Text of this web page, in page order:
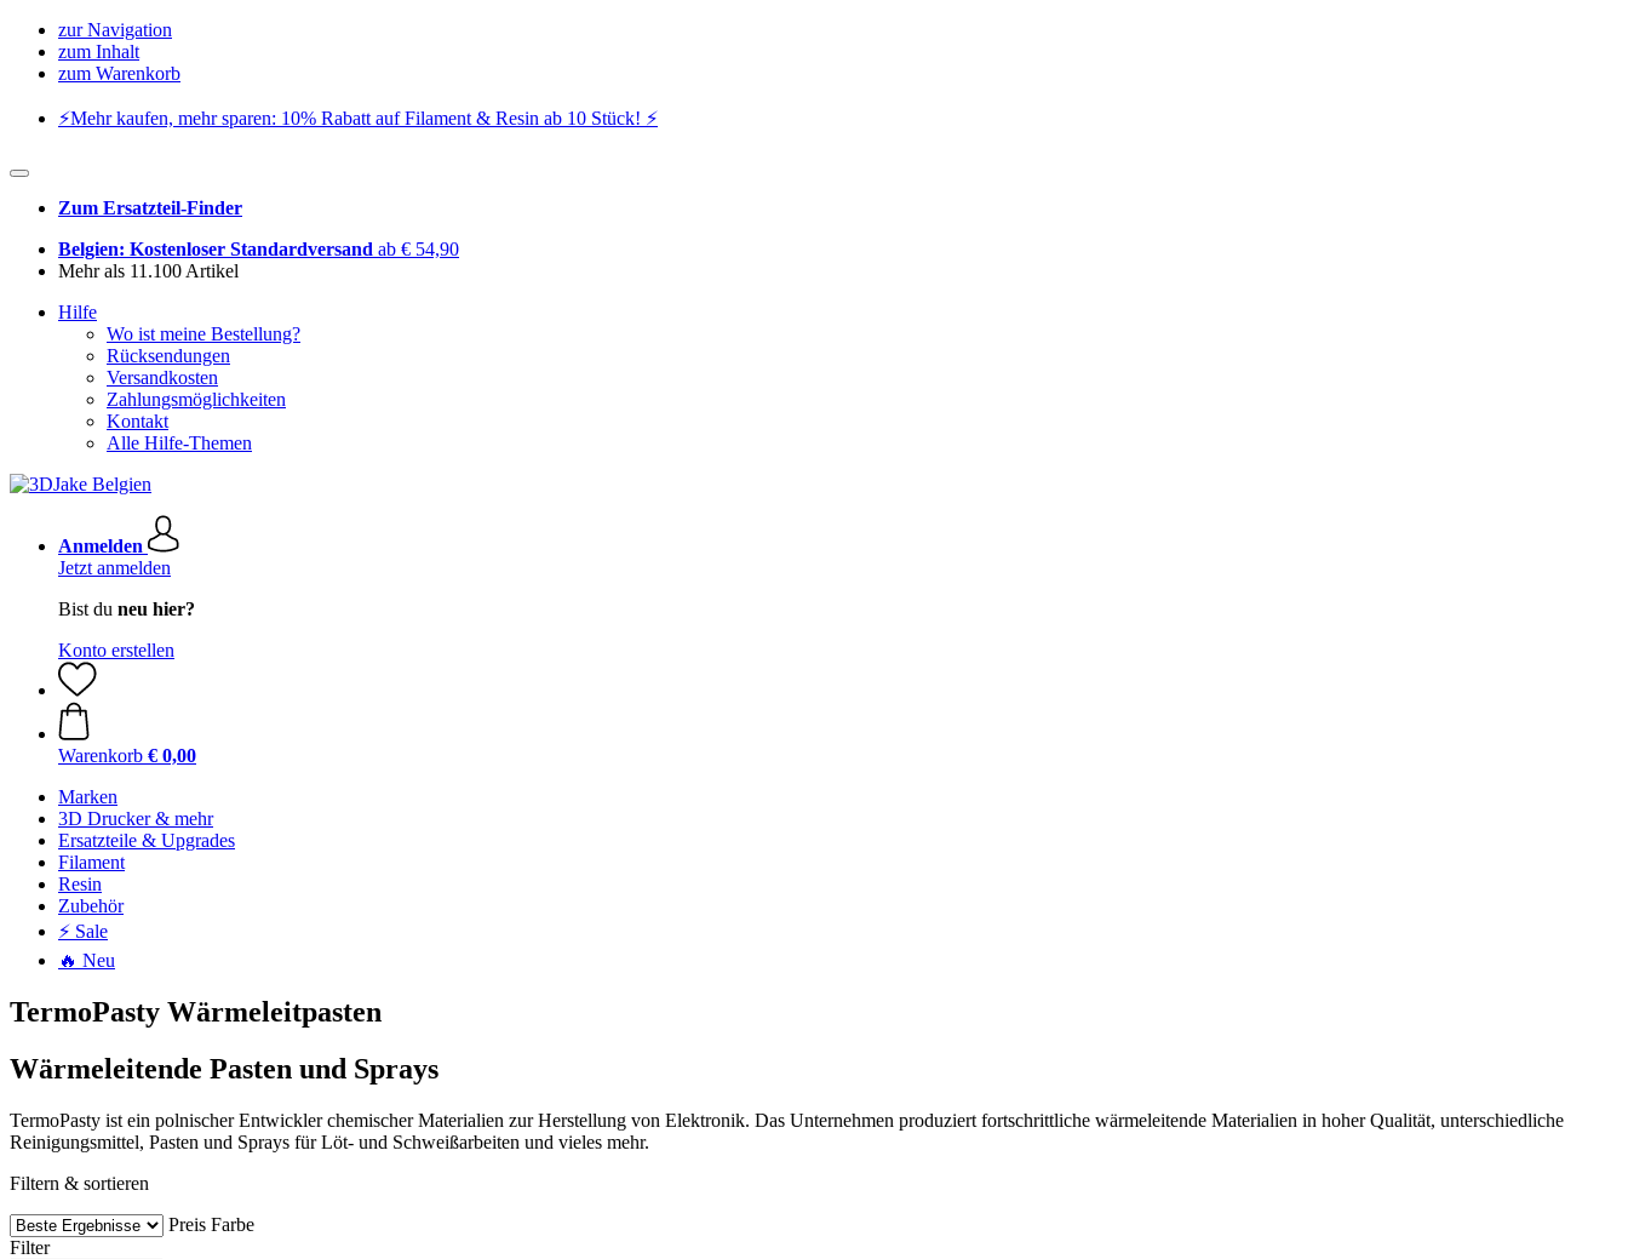
zur Navigation
zum Inhalt
zum Warenkorb
⚡️Mehr kaufen, mehr sparen: 10% Rabatt auf Filament & Resin ab 10 Stück! ⚡️
Zum Ersatzteil-Finder
Belgien: Kostenloser Standardversand ab € 54,90
Mehr als 11.100 Artikel
Hilfe
Wo ist meine Bestellung?
Rücksendungen
Versandkosten
Zahlungsmöglichkeiten
Kontakt
Alle Hilfe-Themen
Anmelden
Jetzt anmelden
Bist du neu hier?
Konto erstellen
Warenkorb € 0,00
Marken
3D Drucker & mehr
Ersatzteile & Upgrades
Filament
Resin
Zubehör
⚡ Sale
🔥 Neu
TermoPasty Wärmeleitpasten
Wärmeleitende Pasten und Sprays
TermoPasty ist ein polnischer Entwickler chemischer Materialien zur Herstellung von Elektronik. Das Unternehmen produziert fortschrittliche wärmeleitende Materialien in hoher Qualität, unterschiedliche
Reinigungsmittel, Pasten und Sprays für Löt- und Schweißarbeiten und vieles mehr.
Filtern & sortieren
Preis Farbe
Filter